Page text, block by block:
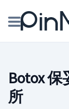
醫師專欄專訪
健康主題館
Botox
所